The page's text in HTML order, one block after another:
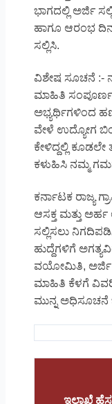
ಭಾಗದಲ್ಲಿ ಅರ್ಜಿ
ಹಾಗೂ ಆರಂಭ
ಸಲ್ಲಿಸಿ.
ವಿಶೇಷ ಸೂಚನೆ :-
ಮಾಹಿತಿ ಸಂಪೂರ್ಣ
ಅಭ್ಯರ್ಥಿಗಳಿಂದ
ವೇಳೆ ಉದ್ಯೋಗ
ಕೇಳಿದ್ದಲ್ಲಿ
ಕಳುಹಿಸಿ ನಮ್ಮ
ಕರ್ನಾಟಕ ರಾಜ್ಯ
ಆಸಕ್ತ ಮತ್ತು
ಸಲ್ಲಿಸಲು
ಹುದ್ದೆಗಳಿಗೆ
ವಯೋಮಿತಿ, ಅರ್ಜಿ
ಮಾಹಿತಿ ಕೆಳಗೆ
ಮುನ್ನ ಅಧಿಸೂಚನೆ
ಇಲಾಖೆ